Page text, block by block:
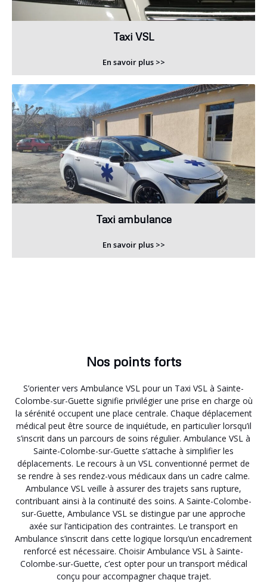
Taxi VSL
En savoir plus >>
Taxi ambulance
En savoir plus >>
Nos points forts
S’orienter vers Ambulance VSL pour un Taxi VSL à Sainte-
Colombe-sur-Guette signifie privilégier une prise en charge où
la sérénité occupent une place centrale. Chaque déplacement
médical peut être source de inquiétude, en particulier lorsqu’il
s’inscrit dans un parcours de soins régulier. Ambulance VSL à
Sainte-Colombe-sur-Guette s’attache à simplifier les
déplacements. Le recours à un VSL conventionné permet de
se rendre à ses rendez-vous médicaux dans un cadre calme.
Ambulance VSL veille à assurer des trajets sans rupture,
contribuant ainsi à la continuité des soins. A Sainte-Colombe-
sur-Guette, Ambulance VSL se distingue par une approche
axée sur l’anticipation des contraintes. Le transport en
Ambulance s’inscrit dans cette logique lorsqu’un encadrement
renforcé est nécessaire. Choisir Ambulance VSL à Sainte-
Colombe-sur-Guette, c’est opter pour un transport médical
conçu pour accompagner chaque trajet.